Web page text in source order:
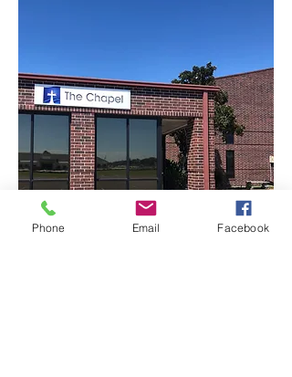
Phone Email Facebook